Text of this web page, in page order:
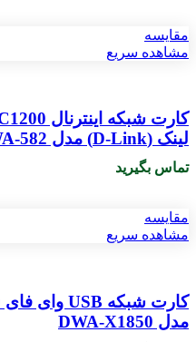
مقایسه
مشاهده سریع
لینک (D-Link) مدل DWA-582
تماس بگیرید
مقایسه
مشاهده سریع
مدل DWA-X1850